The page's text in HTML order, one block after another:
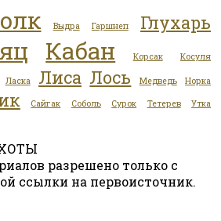
Выдра Гаршнеп Глухарь
Кабан Корсак Косуля
Ласка Лиса Лось Медведь Норка
Сайгак Соболь Сурок Тетерев
Утка
разрешено только с
ссылки на первоисточник.